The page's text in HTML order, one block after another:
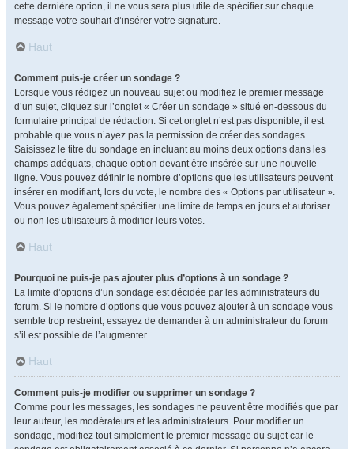
cette dernière option, il ne vous sera plus utile de spécifier sur chaque
message votre souhait d’insérer votre signature.
Haut
Comment puis-je créer un sondage ?
Lorsque vous rédigez un nouveau sujet ou modifiez le premier message
d’un sujet, cliquez sur l’onglet « Créer un sondage » situé en-dessous du
formulaire principal de rédaction. Si cet onglet n’est pas disponible, il est
probable que vous n’ayez pas la permission de créer des sondages.
Saisissez le titre du sondage en incluant au moins deux options dans les
champs adéquats, chaque option devant être insérée sur une nouvelle
ligne. Vous pouvez définir le nombre d’options que les utilisateurs peuvent
insérer en modifiant, lors du vote, le nombre des « Options par utilisateur ».
Vous pouvez également spécifier une limite de temps en jours et autoriser
ou non les utilisateurs à modifier leurs votes.
Haut
Pourquoi ne puis-je pas ajouter plus d’options à un sondage ?
La limite d’options d’un sondage est décidée par les administrateurs du
forum. Si le nombre d’options que vous pouvez ajouter à un sondage vous
semble trop restreint, essayez de demander à un administrateur du forum
s’il est possible de l’augmenter.
Haut
Comment puis-je modifier ou supprimer un sondage ?
Comme pour les messages, les sondages ne peuvent être modifiés que par
leur auteur, les modérateurs et les administrateurs. Pour modifier un
sondage, modifiez tout simplement le premier message du sujet car le